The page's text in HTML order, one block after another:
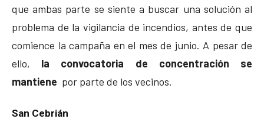
que ambas parte se siente a buscar una solución al
problema de la vigilancia de incendios, antes de que
comience la campaña en el mes de junio. A pesar de
ello, la convocatoria de concentración se
mantiene por parte de los vecinos.
San Cebrián